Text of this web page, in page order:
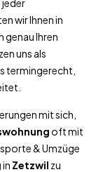
jeder
wir Ihnen in
genau Ihren
uns als
termingerecht,
mit sich,
oft mit
& Umzüge
in Zetzwil zu